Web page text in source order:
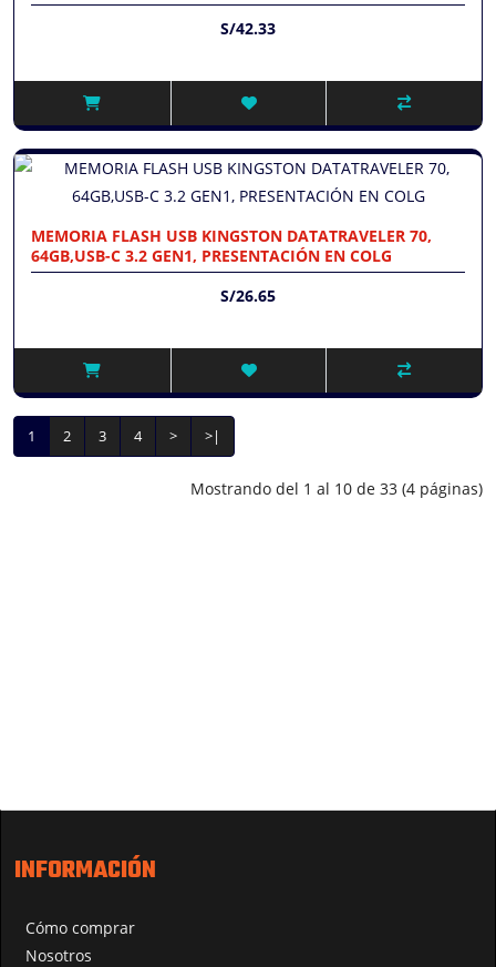
S/42.33
MEMORIA FLASH USB KINGSTON DATATRAVELER 70,
64GB,USB-C 3.2 GEN1, PRESENTACIÓN EN COLG
S/26.65
1 2 3 4 > >|
Mostrando del 1 al 10 de 33 (4 páginas)
INFORMACIÓN
Cómo comprar
Nosotros